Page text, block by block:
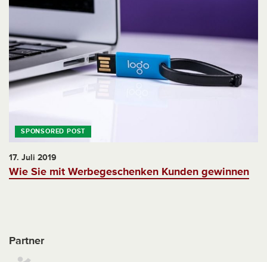
17. Juli 2019
Wie Sie mit Werbegeschenken Kunden gewinnen
Partner